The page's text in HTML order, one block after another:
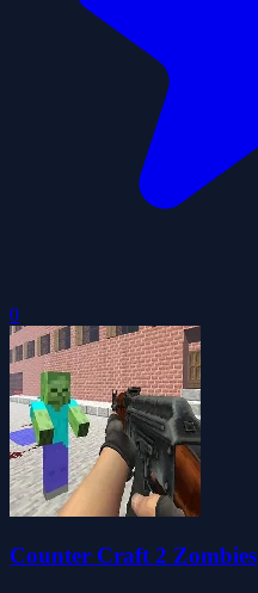
0
Counter Craft 2 Zombies